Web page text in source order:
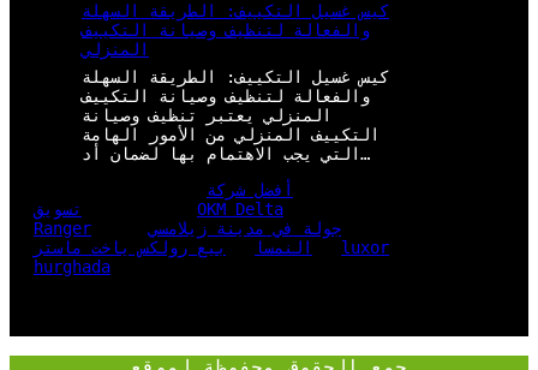
كيس غسيل التكييف: الطريقة السهلة
والفعالة لتنظيف وصيانة التكييف
المنزلي
كيس غسيل التكييف: الطريقة السهلة
والفعالة لتنظيف وصيانة التكييف
المنزلي يعتبر تنظيف وصيانة
التكييف المنزلي من الأمور الهامة
التي يجب الاهتمام بها لضمان أد…
أفضل شركة
تسويق
OKM Delta
Ranger
جولة في مدينة زيلامسي
النمسا
بيع رولكس ياخت ماستر
luxor
hurghada